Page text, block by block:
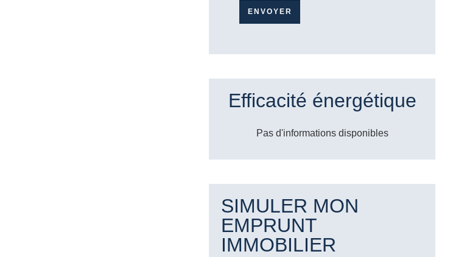
ENVOYER
Efficacité énergétique
Pas d'informations disponibles
SIMULER MON
EMPRUNT
IMMOBILIER